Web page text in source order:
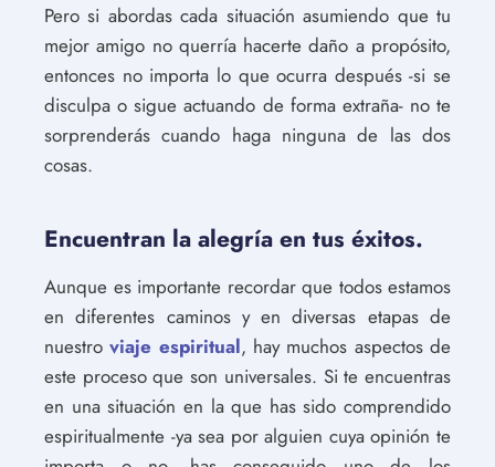
Pero si abordas cada situación asumiendo que tu
mejor amigo no querría hacerte daño a propósito,
entonces no importa lo que ocurra después -si se
disculpa o sigue actuando de forma extraña- no te
sorprenderás cuando haga ninguna de las dos
cosas.
Encuentran la alegría en tus éxitos.
Aunque es importante recordar que todos estamos
en diferentes caminos y en diversas etapas de
nuestroviaje espiritual, hay muchos aspectos de
este proceso que son universales. Si te encuentras
en una situación en la que has sido comprendido
espiritualmente -ya sea por alguien cuya opinión te